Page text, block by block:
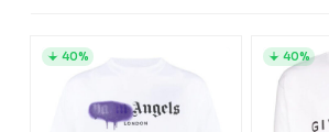
40% 40%